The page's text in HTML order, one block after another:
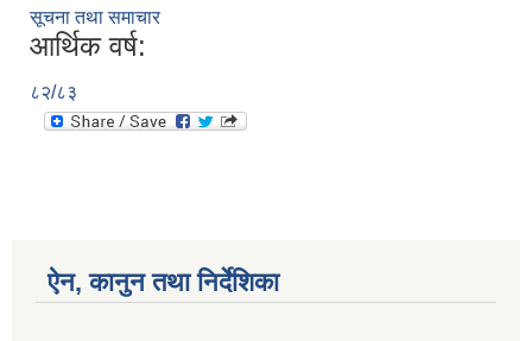
सूचना तथा समाचार
आर्थिक वर्ष:
८२/८३
ऐन, कानुन तथा निर्देशिका